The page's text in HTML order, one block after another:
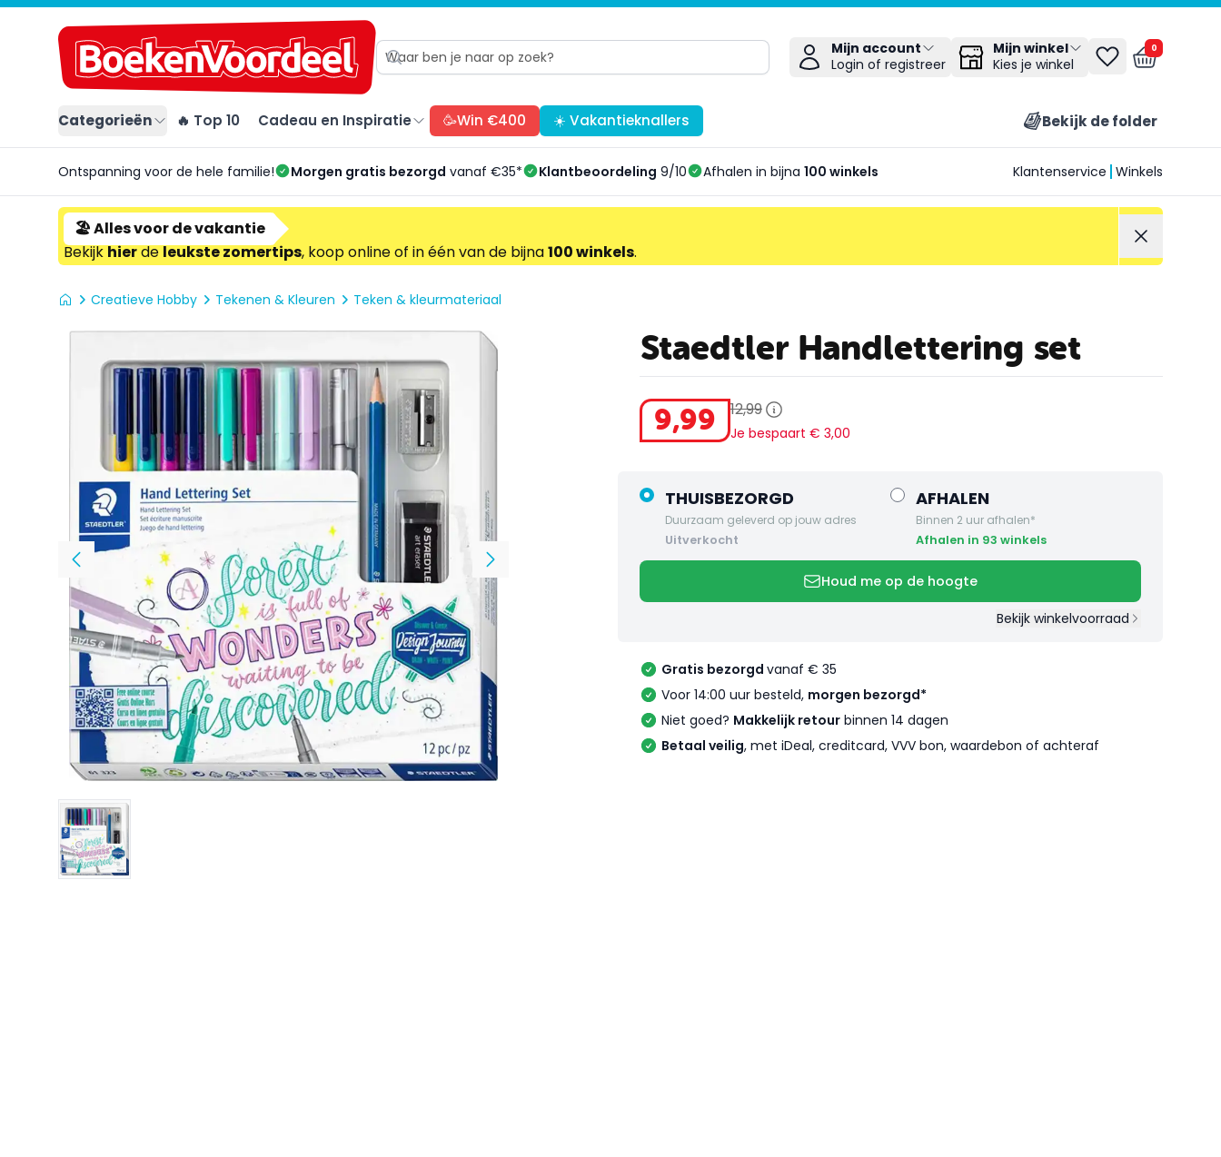
Mijn account
Login of registreer
Mijn winkel
Kies je winkel
0
Categorieën 🔥 Top 10 Cadeau en Inspiratie 🥳Win €400 ☀️ Vakantieknallers Bekijk de folder
Ontspanning voor de hele familie! Morgen gratis bezorgd vanaf €35* Klantbeoordeling 9/10 Afhalen in bijna 100 winkels Klantenservice Winkels
🏖️ Alles voor de vakantie
Bekijkhierdeleukste zomertips, koop online of in één van de bijna100 winkels.
Creatieve Hobby Tekenen & Kleuren Teken & kleurmateriaal
Staedtler Handlettering set
9,99 12,99
Je bespaart € 3,00
THUISBEZORGD
Duurzaam geleverd op jouw adres
uitverkocht
AFHALEN
Binnen 2 uur afhalen*
Afhalen in 93 winkels
Houd me op de hoogte
Bekijk winkelvoorraad
Gratis bezorgd vanaf € 35
Voor 14:00 uur besteld, morgen bezorgd*
Niet goed? Makkelijk retour binnen 14 dagen
Betaal veilig, met iDeal, creditcard, VVV bon, waardebon of achteraf